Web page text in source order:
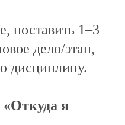
поставить 1–3
дело/этап,
дисциплину.
я